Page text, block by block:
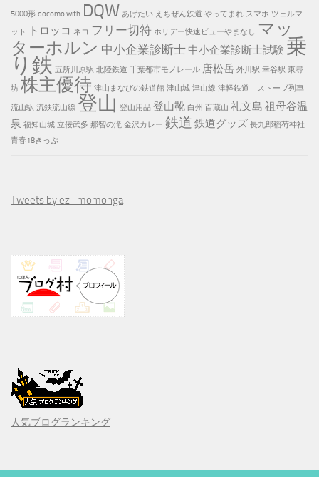
5000形 docomo with DQW あげたい えちぜん鉄道 やってまれ スマホ ツェルマ
ット
トロッコ ネコ フリー切符 ホリデー快速ビューやまなし マッ
ターホルン 中小企業診断士 中小企業診断士試験 乗
り鉄 五所川原駅 北陸鉄道 千葉都市モノレール 唐松岳 外川駅 幸谷駅 東尋
坊 株主優待 津山まなびの鉄道館 津山城 津山線 津軽鉄道 ストーブ列車
流山駅 流鉄流山線 登山 登山用品 登山靴 白州 百蔵山 礼文島 祖母谷温
泉 福知山城 立佞武多 那智の滝 金沢カレー 鉄道 鉄道グッズ 長九郎稲荷神社
青春18きっぷ
Tweets by ez_momonga
人気ブログランキング